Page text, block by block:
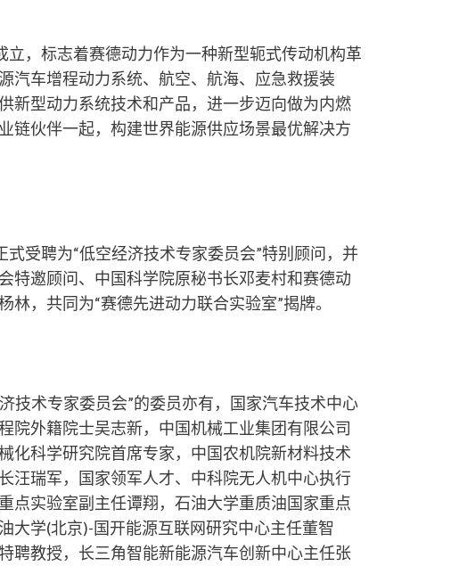
立，标志着赛德动力作为一种新型轭式传动机构革
汽车增程动力系统、航空、航海、应急救援装
新型动力系统技术和产品，进一步迈向做为内燃
链伙伴一起，构建世界能源供应场景最优解决方
受聘为“低空经济技术专家委员会”特别顾问，并
特邀顾问、中国科学院原秘书长邓麦村和赛德动
林，共同为“赛德先进动力联合实验室”揭牌。
技术专家委员会”的委员亦有，国家汽车技术中心
院外籍院士吴志新，中国机械工业集团有限公司
化科学研究院首席专家，中国农机院新材料技术
汪瑞军，国家领军人才、中科院无人机中心执行
点实验室副主任谭翔，石油大学重质油国家重点
大学(北京)-国开能源互联网研究中心主任董智
聘教授，长三角智能新能源汽车创新中心主任张